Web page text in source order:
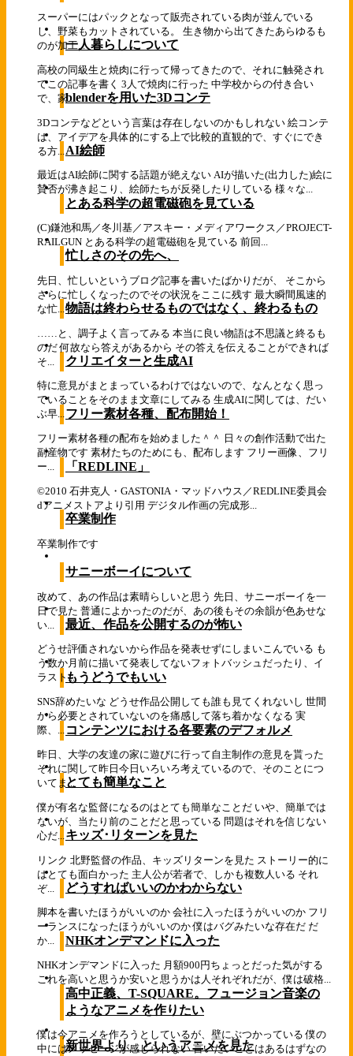
スーパーにはパックとなって販売されている肉が並んでいる
し、野菜もカットされている。 生き物から出てきたあらゆるも
のが加工...一人暮らしについて
高校の同級生と焼肉に行って帰ってきたので、それに触発され
てこの記事を書く 3人で焼肉に行った 中学校からの付き合い
で、家...blenderを用いた3Dコンテ
3Dコンテなどという言葉は存在しないのかもしれない 絵コンテ
は、アイデアを具体的にする上で比較的直観的で、すぐにでき
る方...
AI絵師
最近はAI絵師に関する話題が絶えない AIが描いた(出力した)絵に
賛否が沸き起こり、絵師たちが反発したりしている 様々な...
とある科学の超電磁砲を見ている
(C)鎌池和馬／冬川基／アスキー・メディアワークス／PROJECT-
RAILGUN とある科学の超電磁砲を見ている 前回...
忙しさのその先へ、
先日、忙しいというブログ記事を書いたばかりだが、 そこから
さらに忙しくなったのでその状況をここに残す 最大瞬間風速的
な忙... 物語は終わらせるものではなく、終わるもの
……と、調子よく言ってみる 本当に良い物語は不思議と終るも
のだ 何故なら答えがあるから その答えを伝えることができれば
そ...
クリエイターと生成AI
特に意見がまとまっているわけではないので、なんとなく思っ
ていることをそのまま文章にしてみる 生成AIに関しては、だい
ぶ早...フリー素材各種、配布開始！
フリー素材各種の配布を始めました＾＾ 日々の創作活動で出た
副産物です 素材たちのためにも、配布します フリー画像、フリ
ー...
「REDLINE」
©2010 石井克人・GASTONIA・マッドハウス／REDLINE委員会
dアニメストアより引用 デジタル作画の完成形...
卒業制作
卒業制作です
サニーボーイについて
改めて、あの作品は素晴らしいと思う 先日、サニーボーイを一
日で見た 普通によかったのだが、あの後もその余韻が色あせな
い...
最近、作品を公開するのが怖い
どうせ評価されないから作品を発表せずにしまいこんでいる も
う数か月前に描いて発表してないフォトバッシュだったり、イ
ラスト...もうどうでもいい
SNS辞めたいな どうせ作品公開しても誰も見てくれないし 世間
から必要とされていないのを痛感して落ち着かなくなる 実
際、... コンテンツにおける各要素のデフォルメ
昨日、大学の友達の家に遊びに行って自主制作の意見を貰った
それに関して昨日今日いろいろ考えているので、そのことにつ
いてま...とても簡単なこと
僕が有名な監督になるのはとても簡単なことだ いや、簡単では
ないが、当たり前のことだと思っている 問題はそれを信じない
心だ...
キッズ･リターンを見た
リンク 北野監督の作品、キッズリターンを見た ストーリー的に
はとても面白かった 主人公が若者で、しかも複数人いる それ
ぞ...
どうすればいいのかわからない
脚本を書いたほうがいいのか 会社に入ったほうがいいのか フリ
ーランスになったほうがいいのか 僕はバグみたいな存在だ だ
か...
NHKオンデマンドに入った
NHKオンデマンドに入った 月額900円ちょっとだった気がする
これを高いと思うか安いと思うかは人それぞれだが、僕は破格...
高中正義、T-SQUARE。フュージョン音楽の
ようなアニメを作りたい
僕は今アニメを作ろうとしているが、壁にぶつかっている 僕の
中にはメッセージが感じられない 言いたいことはあるはずなの
新世界より というアニメを見た